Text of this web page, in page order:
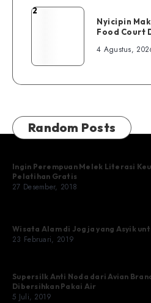
Mata
saat
Nyicipin
Food
Atas
2
Nyicipin
Food Court
4 Agustus,
Random Posts
Ingin Perempuan Melek Literasi
Pelatihan Gratis
27 Desember, 2018
Wisata Alam di Jogja yang Asyik
23 Februari, 2019
Supersilk Anti Noda dari Avian
Dibersihkan Pakai Air
5 Juli, 2019